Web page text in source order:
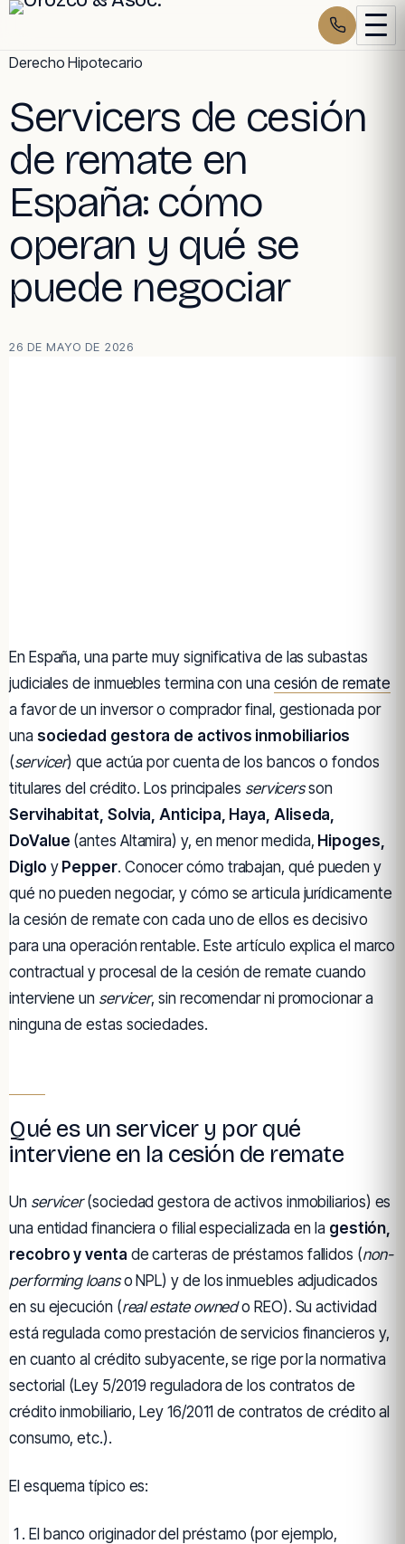
Skip
content
Derecho Hipotecario
Servicers de cesión
de remate en
España: cómo
operan y qué se
puede negociar
26 DE MAYO DE 2026
En España, una parte muy significativa de las subastas
judiciales de inmuebles termina con una cesión de remate
a favor de un inversor o comprador final, gestionada por
una sociedad gestora de activos inmobiliarios
(servicer) que actúa por cuenta de los bancos o fondos
titulares del crédito. Los principales servicersson
Servihabitat, Solvia, Anticipa, Haya, Aliseda,
DoValue (antes Altamira) y, en menor medida, Hipoges,
Diglo y Pepper. Conocer cómo trabajan, qué pueden y
qué no pueden negociar, y cómo se articula jurídicamente
la cesión de remate con cada uno de ellos es decisivo
para una operación rentable. Este artículo explica el marco
contractual y procesal de la cesión de remate cuando
interviene un servicer, sin recomendar ni promocionar a
ninguna de estas sociedades.
Qué es un servicer y por qué
interviene en la cesión de remate
Un servicer(sociedad gestora de activos inmobiliarios) es
una entidad financiera o filial especializada en la gestión,
recobro y venta de carteras de préstamos fallidos (non-
performing loanso NPL) y de los inmuebles adjudicados
en su ejecución (real estate ownedo REO). Su actividad
está regulada como prestación de servicios financieros y,
en cuanto al crédito subyacente, se rige por la normativa
sectorial (Ley 5/2019 reguladora de los contratos de
crédito inmobiliario, Ley 16/2011 de contratos de crédito al
consumo, etc.).
El esquema típico es:
El banco originador del préstamo (por ejemplo,